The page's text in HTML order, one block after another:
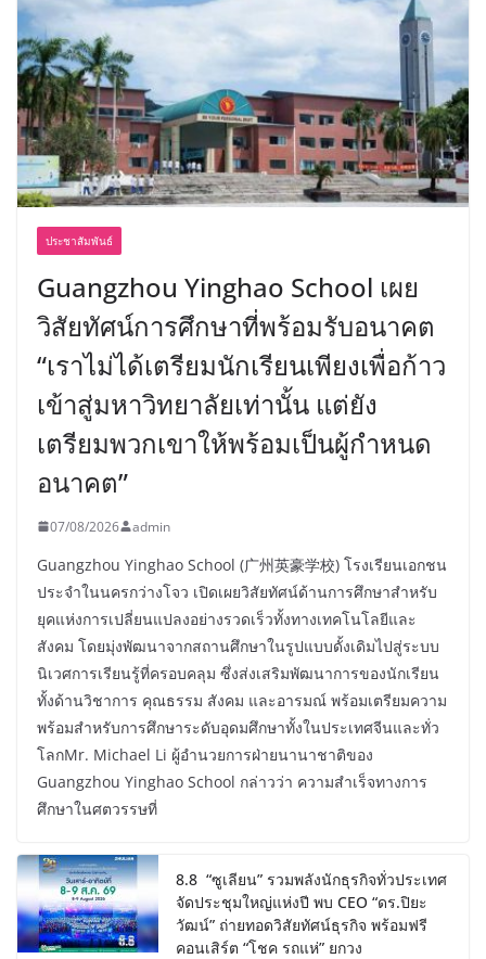
ประชาสัมพันธ์
Guangzhou Yinghao School เผย
วิสัยทัศน์การศึกษาที่พร้อมรับอนาคต
“เราไม่ได้เตรียมนักเรียนเพียงเพื่อก้าว
เข้าสู่มหาวิทยาลัยเท่านั้น แต่ยัง
เตรียมพวกเขาให้พร้อมเป็นผู้กำหนด
อนาคต”
07/08/2026 admin
Guangzhou Yinghao School (广州英豪学校) โรงเรียนเอกชน
ประจำในนครกว่างโจว เปิดเผยวิสัยทัศน์ด้านการศึกษาสำหรับ
ยุคแห่งการเปลี่ยนแปลงอย่างรวดเร็วทั้งทางเทคโนโลยีและ
สังคม โดยมุ่งพัฒนาจากสถานศึกษาในรูปแบบดั้งเดิมไปสู่ระบบ
นิเวศการเรียนรู้ที่ครอบคลุม ซึ่งส่งเสริมพัฒนาการของนักเรียน
ทั้งด้านวิชาการ คุณธรรม สังคม และอารมณ์ พร้อมเตรียมความ
พร้อมสำหรับการศึกษาระดับอุดมศึกษาทั้งในประเทศจีนและทั่ว
โลกMr. Michael Li ผู้อำนวยการฝ่ายนานาชาติของ
Guangzhou Yinghao School กล่าวว่า ความสำเร็จทางการ
ศึกษาในศตวรรษที่
8.8 “ซูเลียน” รวมพลังนักธุรกิจทั่วประเทศ
จัดประชุมใหญ่แห่งปี พบ CEO “ดร.ปิยะ
วัฒน์” ถ่ายทอดวิสัยทัศน์ธุรกิจ พร้อมฟรี
คอนเสิร์ต “โชค รถแห่” ยกวง